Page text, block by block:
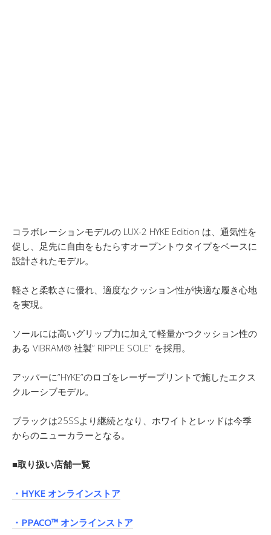
コラボレーションモデルの LUX-2 HYKE Edition は、通気性を
促し、足先に自由をもたらすオープントウタイプをベースに
設計されたモデル。
軽さと柔軟さに優れ、適度なクッション性が快適な履き心地
を実現。
ソールには高いグリップ力に加えて軽量かつクッション性の
ある VIBRAM® 社製” RIPPLE SOLE” を採用。
アッパーに”HYKE”のロゴをレーザープリントで施したエクス
クルーシブモデル。
ブラックは25SSより継続となり、ホワイトとレッドは今季
からのニューカラーとなる。
■取り扱い店舗一覧
・HYKE オンラインストア
・PPACO™ オンラインストア